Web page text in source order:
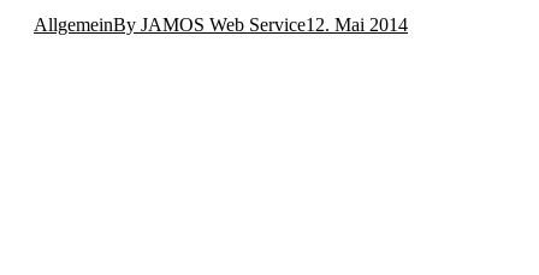
AllgemeinBy JAMOS Web Service12. Mai 2014